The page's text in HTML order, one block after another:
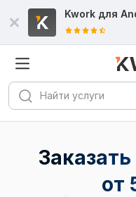
Kwork для
от